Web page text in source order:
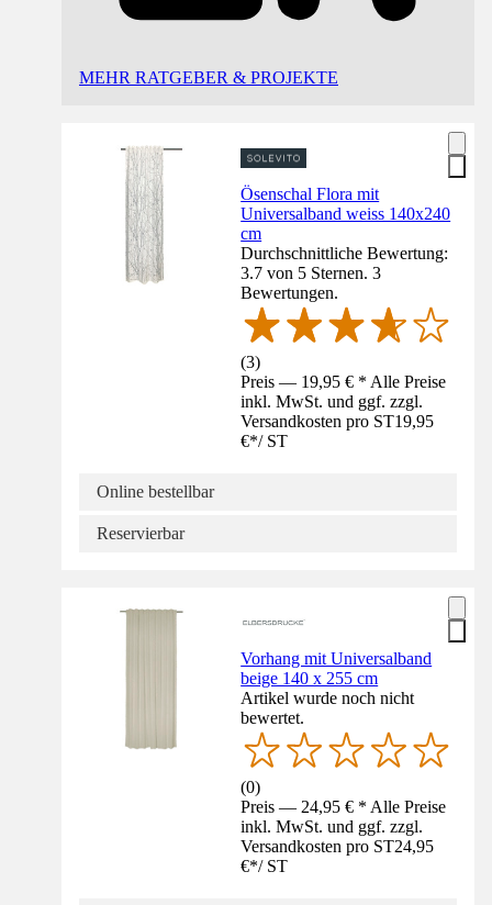
MEHR RATGEBER & PROJEKTE
Ösenschal Flora mit
Universalband weiss 140x240
cm
Durchschnittliche Bewertung:
3.7 von 5 Sternen. 3
Bewertungen.
(3)
Preis — 19,95 € * Alle Preise
inkl. MwSt. und ggf. zzgl.
Versandkosten pro ST19,95
€*/ ST
Online bestellbar
Reservierbar
Vorhang mit Universalband
beige 140 x 255 cm
Artikel wurde noch nicht
bewertet.
(0)
Preis — 24,95 € * Alle Preise
inkl. MwSt. und ggf. zzgl.
Versandkosten pro ST24,95
€*/ ST